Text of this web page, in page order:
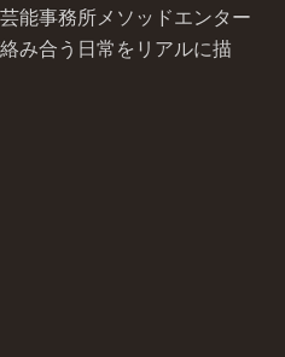
能事務所メソッドエンター
み合う日常をリアルに描